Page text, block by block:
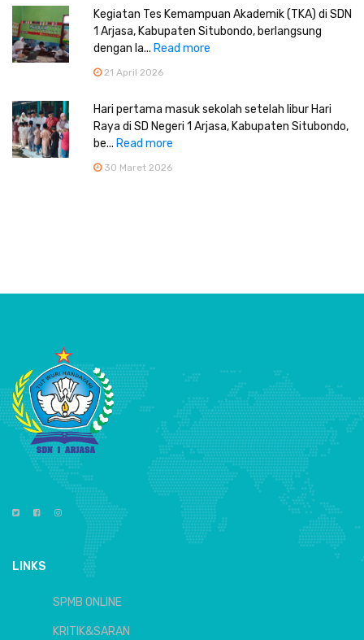
Kegiatan Tes Kemampuan Akademik (TKA) di SDN
1 Arjasa, Kabupaten Situbondo, berlangsung
dengan la... Read more
21 April 2026
Hari pertama masuk sekolah setelah libur Hari
Raya di SD Negeri 1 Arjasa, Kabupaten Situbondo,
be... Read more
30 Maret 2026
LINKS
SPMB ONLINE
KRITIK&SARAN